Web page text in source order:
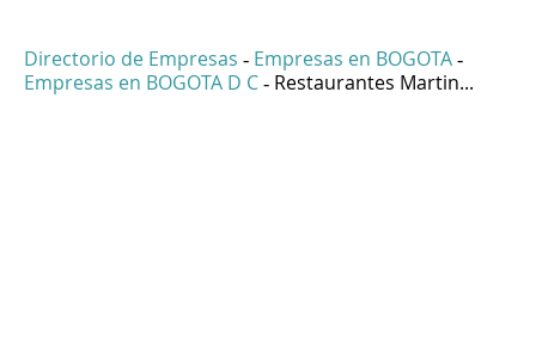
Directorio de Empresas - Empresas en BOGOTA -
Empresas en BOGOTA D C - Restaurantes Martin...